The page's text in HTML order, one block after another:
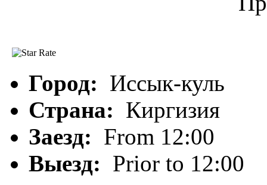
Город: Иссык-куль
Страна: Киргизия
Заезд: From 12:00
Выезд: Prior to 12:00